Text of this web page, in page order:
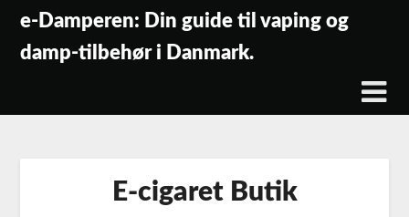
content
e-Damperen: Din guide til vaping og
damp-tilbehør i Danmark.
E-cigaret Butik